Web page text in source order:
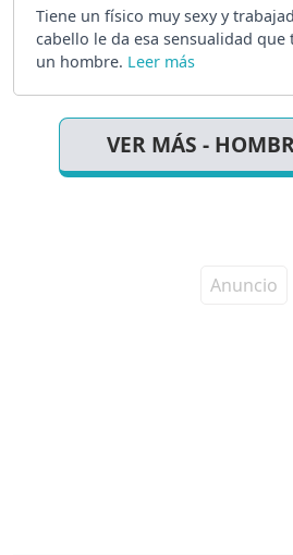
Tiene un físico muy sexy y
cabello le da esa sensualidad
un hombre.
VER MÁS -